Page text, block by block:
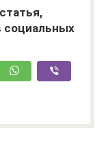
социальных